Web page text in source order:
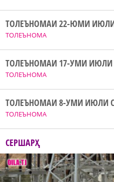
ТОЛЕЪНОМА
ТОЛЕЪНОМАИ 22-ЮМИ ИЮЛИ
ТОЛЕЪНОМА
ТОЛЕЪНОМАИ 17-УМИ ИЮЛИ
ТОЛЕЪНОМА
ТОЛЕЪНОМАИ 8-УМИ ИЮЛИ
СЕРШАРҲ